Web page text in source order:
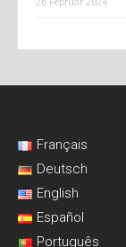
Français
Deutsch
English
Español
Português